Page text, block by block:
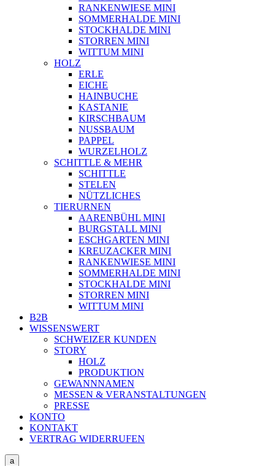
RANKENWIESE MINI
SOMMERHALDE MINI
STOCKHALDE MINI
STORREN MINI
WITTUM MINI
HOLZ
ERLE
EICHE
HAINBUCHE
KASTANIE
KIRSCHBAUM
NUSSBAUM
PAPPEL
WURZELHOLZ
SCHITTLE & MEHR
SCHITTLE
STELEN
NÜTZLICHES
TIERURNEN
AARENBÜHL MINI
BURGSTALL MINI
ESCHGARTEN MINI
KREUZACKER MINI
RANKENWIESE MINI
SOMMERHALDE MINI
STOCKHALDE MINI
STORREN MINI
WITTUM MINI
B2B
WISSENSWERT
SCHWEIZER KUNDEN
STORY
HOLZ
PRODUKTION
GEWANNNAMEN
MESSEN & VERANSTALTUNGEN
PRESSE
KONTO
KONTAKT
VERTRAG WIDERRUFEN
a